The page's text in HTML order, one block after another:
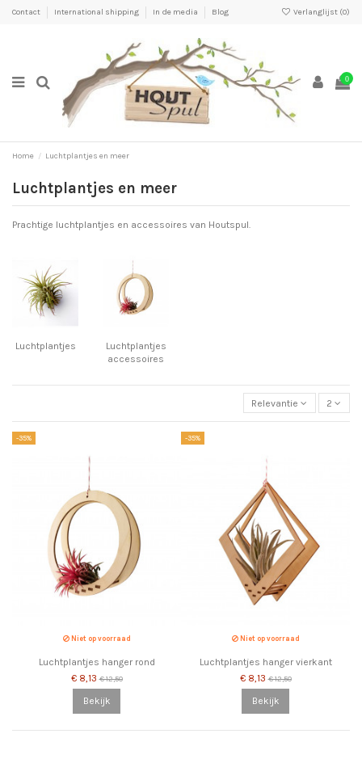
Contact International shipping In de media Blog Verlanglijst (0)
0
Home Luchtplantjes en meer
Luchtplantjes en meer
Prachtige luchtplantjes en accessoires van Houtspul.
Luchtplantjes
Luchtplantjes
accessoires
Relevantie 2
-35%
Niet op voorraad
Luchtplantjes hanger rond
€ 8,13€ 12,50
Bekijk
-35%
Niet op voorraad
Luchtplantjes hanger vierkant
€ 8,13€ 12,50
Bekijk